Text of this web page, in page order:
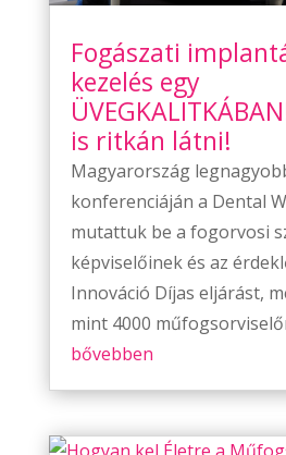
Fogászati
kezelés egy
is ritkán látni!
Magyarország
konferenciáján a Dental
mutattuk be a fogorvosi
képviselőinek és az
Innováció Díjas eljárást,
mint 4000
bővebben